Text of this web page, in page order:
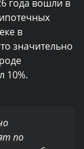
года вошли в
в
значительно
10%.
по